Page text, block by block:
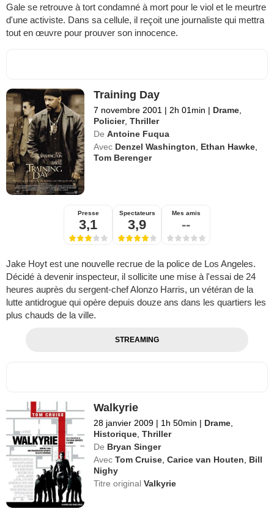
Gale se retrouve à tort condamné à mort pour le viol et le meurtre
d'une activiste. Dans sa cellule, il reçoit une journaliste qui mettra
tout en œuvre pour prouver son innocence.
Training Day
7 novembre 2001 | 2h 01min | Drame
Policier,Thriller
De Antoine Fuqua
Avec Denzel Washington Ethan Hawke
Tom Berenger
Presse
3,1
Spectateurs
3,9
Mes amis
--
Jake Hoyt est une nouvelle recrue de la police de Los Angeles.
Décidé à devenir inspecteur, il sollicite une mise à l'essai de 24
heures auprès du sergent-chef Alonzo Harris, un vétéran de la
lutte antidrogue qui opère depuis douze ans dans les quartiers les
plus chauds de la ville.
STREAMING
Walkyrie
28 janvier 2009 | 1h 50min | Drame
Historique ,Thriller
De Bryan Singer
Avec Tom Cruise ,Carice van Houten
Bill
Nighy
Titre originalValkyrie